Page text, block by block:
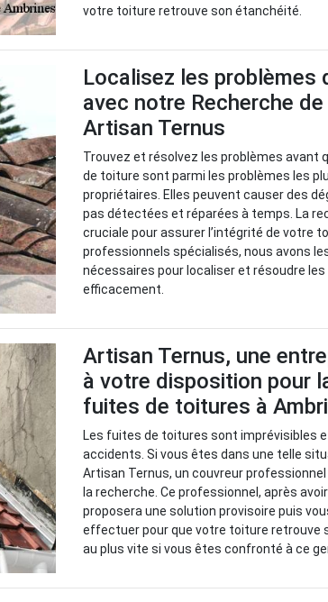
votre toiture retrouve son étanchéité.
Localisez les problèmes
avec notre Recherche
Artisan Ternus
Trouvez et résolvez les problèmes avant
de toiture sont parmi les problèmes les
propriétaires. Elles peuvent causer des
pas détectées et réparées à temps. La
cruciale pour assurer l’intégrité de votre
professionnels spécialisés, nous avons
nécessaires pour localiser et résoudre
efficacement.
Artisan Ternus, une
à votre disposition pour
fuites de toitures à
Les fuites de toitures sont imprévisibles
accidents. Si vous êtes dans une telle
Artisan Ternus, un couvreur
la recherche. Ce professionnel, après
proposera une solution provisoire puis
effectuer pour que votre toiture retrouve
au plus vite si vous êtes confronté à ce